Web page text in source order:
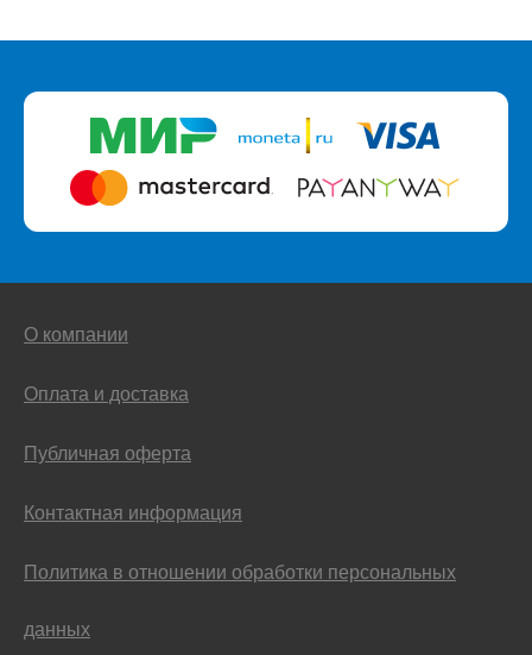
О компании
Оплата и доставка
Публичная оферта
Контактная информация
Политика в отношении обработки персональных
данных